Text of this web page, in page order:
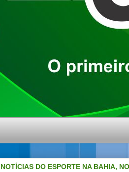
NOTÍCIAS DO ESPORTE NA BAHIA,